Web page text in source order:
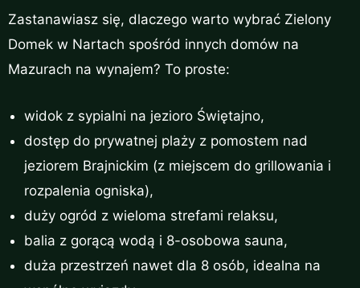
Zastanawiasz się, dlaczego warto wybrać Zielony
Domek w Nartach spośród innych domów na
Mazurach na wynajem? To proste:
widok z sypialni na jezioro Świętajno,
dostęp do prywatnej plaży z pomostem nad
jeziorem Brajnickim (z miejscem do grillowania i
rozpalenia ogniska),
duży ogród z wieloma strefami relaksu,
balia z gorącą wodą i 8-osobowa sauna,
duża przestrzeń nawet dla 8 osób, idealna na